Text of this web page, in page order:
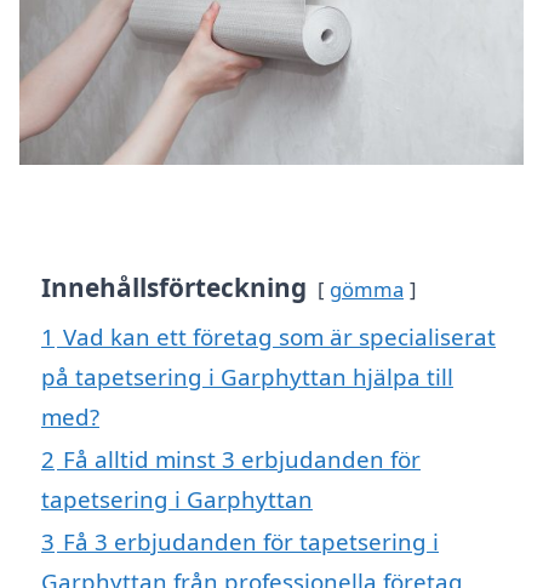
Innehållsförteckning gömma
1 Vad kan ett företag som är specialiserat
på tapetsering i Garphyttan hjälpa till
med?
2 Få alltid minst 3 erbjudanden för
tapetsering i Garphyttan
3 Få 3 erbjudanden för tapetsering i
Garphyttan från professionella företag